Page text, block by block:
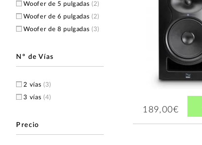
Woofer de 5 pulgadas(2)
Woofer de 6 pulgadas(2)
Woofer de 8 pulgadas(3)
Nº de Vías
2 vías (3)
3 vías (4)
Precio
189,00€